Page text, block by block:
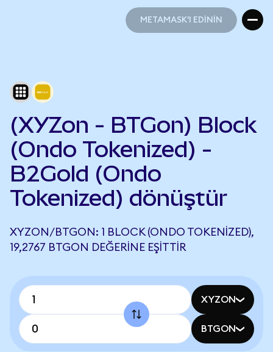
METAMASK'I EDİNİN
(XYZon - BTGon) Block
(Ondo Tokenized) -
B2Gold (Ondo
Tokenized) dönüştür
XYZON/BTGON: 1 BLOCK (ONDO TOKENIZED),
19,2767 BTGON DEĞERINE EŞITTIR
XYZON
BTGON